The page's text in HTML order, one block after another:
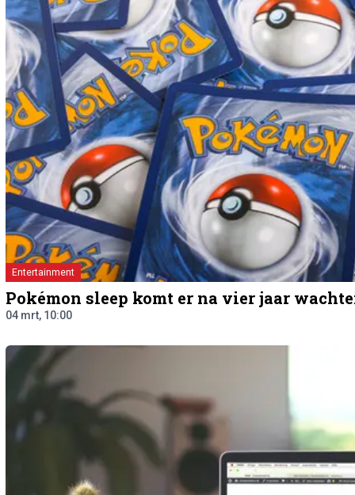
Entertainment
Pokémon sleep komt er na vier jaar
04 mrt, 10:00